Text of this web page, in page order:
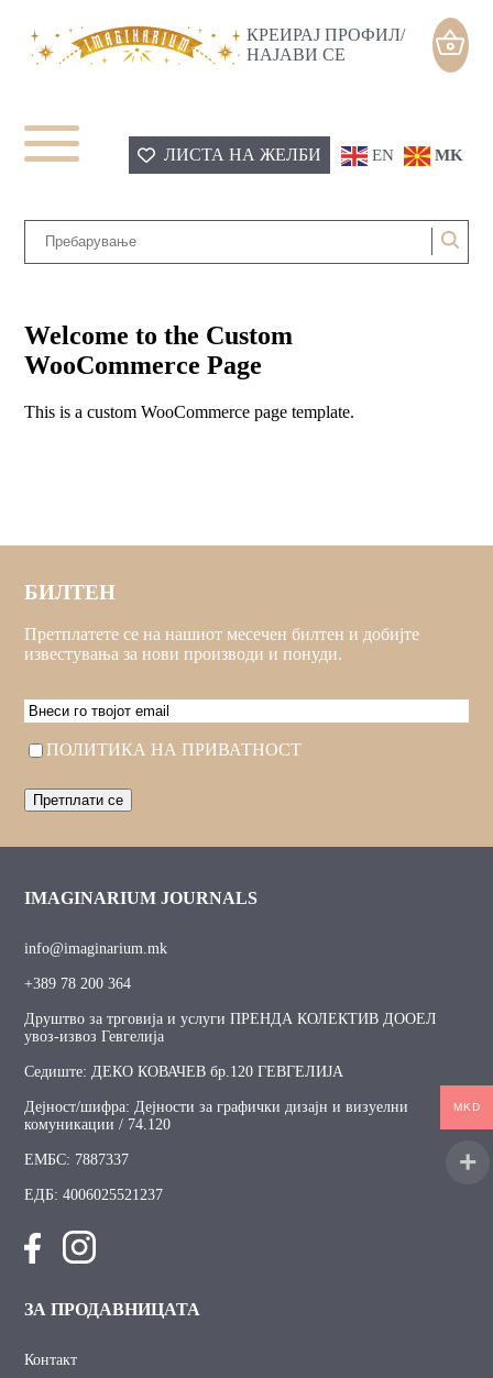
КРЕИРАЈ ПРОФИЛ/
НАЈАВИ СЕ
ЛИСТА НА ЖЕЛБИ EN MK
Welcome to the Custom
WooCommerce Page
This is a custom WooCommerce page template.
БИЛТЕН
Претплатете се на нашиот месечен билтен и добијте
известувања за нови производи и понуди.
EMAIL
Consent
ПОЛИТИКА НА ПРИВАТНОСТ
IMAGINARIUM JOURNALS
info@imaginarium.mk
+389 78 200 364
Друштво за трговија и услуги ПРЕНДА КОЛЕКТИВ ДООЕЛ
увоз-извоз Гевгелија
Седиште: ДЕКО КОВАЧЕВ бр.120 ГЕВГЕЛИЈА
Дејност/шифра: Дејности за графички дизајн и визуелни
комуникации / 74.120
ЕМБС: 7887337
ЕДБ: 4006025521237
ЗА ПРОДАВНИЦАТА
Контакт
MKD